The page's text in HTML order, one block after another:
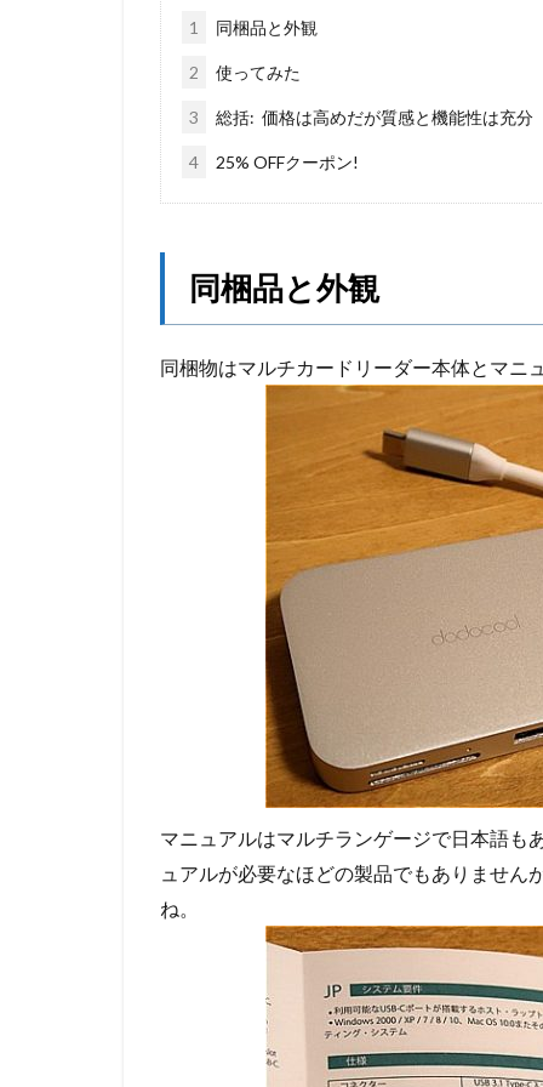
1 同梱品と外観
2 使ってみた
3 総括: 価格は高めだが質感と機能性は充分
4 25% OFFクーポン!
同梱品と外観
同梱物はマルチカードリーダー本体とマニ
マニュアルはマルチランゲージで日本語も
ュアルが必要なほどの製品でもありませ
ね。